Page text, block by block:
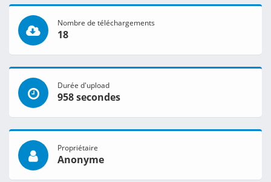
Nombre de téléchargements
18
Durée d'upload
958 secondes
Propriétaire
Anonyme